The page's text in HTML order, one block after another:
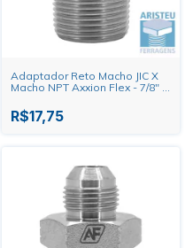
Adaptador Reto Macho JIC X
Macho NPT Axxion Flex - 7/8" X
R$17,75